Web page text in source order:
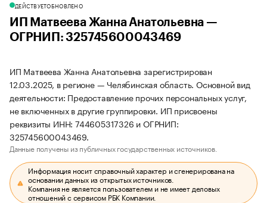
ДЕЙСТВУЕТОБНОВЛЕНО
ИП Матвеева Жанна Анатольевна —
ОГРНИП: 325745600043469
ИП Матвеева Жанна Анатольевна зарегистрирован
12.03.2025, в регионе — Челябинская область. Основной вид
деятельности: Предоставление прочих персональных услуг,
не включенных в другие группировки. ИП присвоены
реквизиты ИНН: 744605317326 и ОГРНИП:
325745600043469.
Данные получены из публичных государственных источников.
Информация носит справочный характер и сгенерирована на
основании данных из открытых источников.
Компания не является пользователем и не имеет деловых
отношений с сервисом РБК Компании.